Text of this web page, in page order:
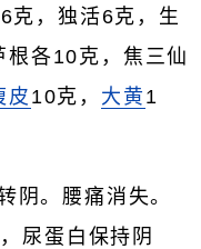
克，独活6克，生
各10克，焦三仙
皮 10克， 大黄 1
阴。腰痛消失。
尿蛋白保持阴